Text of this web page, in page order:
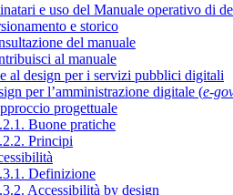
e uso del Manuale operativo di
e storico
del manuale
al manuale
al design per i servizi pubblici digitali
per l’amministrazione digitale (e-
progettuale
Buone pratiche
Principi
Definizione
Accessibilità by design